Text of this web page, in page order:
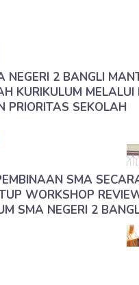
NEGERI 2 BANGLI
KURIKULUM MELALUI
PRIORITAS SEKOLAH
SMA
WORKSHOP
SMA NEGERI 2